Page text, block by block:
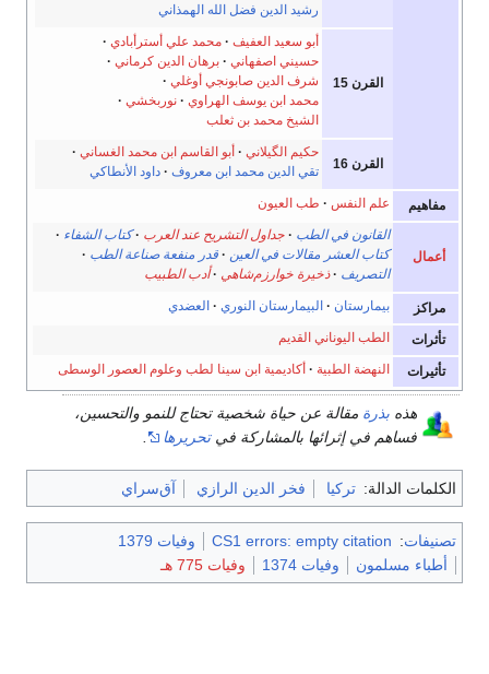
رشيد الدين فضل الله الهمذاني
القرن 15
أبو سعيد العفيف
محمد علي أسترأبادي
حسيني اصفهاني
برهان الدين كرماني
شرف الدين صابونجي أوغلي
محمد ابن يوسف الهراوي
نوربخشي
الشيخ محمد بن ثعلب
القرن 16
حكيم الگيلاني
أبو القاسم ابن محمد الغساني
تقي الدين محمد ابن معروف
داود الأنطاكي
مفاهيم علم النفس طب العيون
أعمال
القانون في الطب جداول التشريح عند العرب
كتاب الشفاء
كتاب العشر مقالات في العين
قدر منفعة صناعة الطب
التصريف
ذخيرة خوارزم‌شاهي أدب الطبيب
مراكز بيمارستان البيمارستان النوري العضدي
تأثرات الطب اليوناني القديم
تأثيرات النهضة الطبية أكاديمية ابن سينا لطب وعلوم العصور الوسطى
هذه بذرة مقالة عن حياة شخصية تحتاج للنمو والتحسين،
فساهم في إثرائها بالمشاركة فيتحريرها .
الكلمات الدالة: تركيا فخر الدين الرازي آق‌سراي
تصنيفات:
CS1 errors: empty citation
وفيات 1379
أطباء مسلمون
وفيات 1374 وفيات 775 هـ